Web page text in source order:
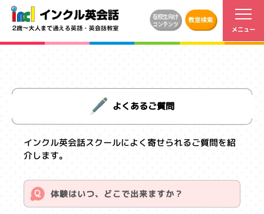
よくあるご質問
インクル英会話スクールによく寄せられるご質問を紹
介します。
体験はいつ、どこで出来ますか？